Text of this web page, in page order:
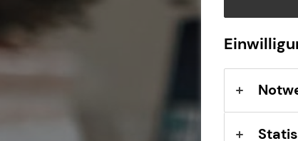
Gewerbliche Versicherungen